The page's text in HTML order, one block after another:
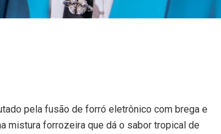
pela fusão de forró eletrônico com brega e
mistura forrozeira que dá o sabor tropical de